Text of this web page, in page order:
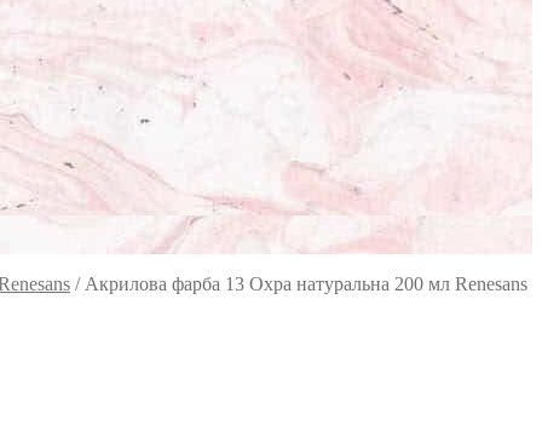
/ Акрилова фарба 13 Охра натуральна 200 мл Renesans